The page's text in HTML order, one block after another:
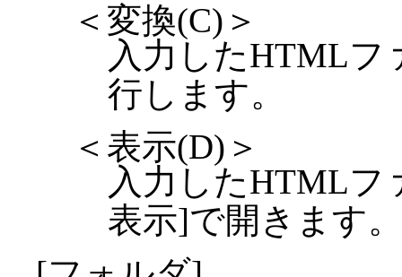
＜変換(C)＞
入力したHTMLフ
行します。
＜表示(D)＞
入力したHTML
表示]で開きます。